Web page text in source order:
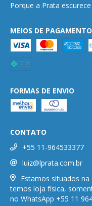
Porque a Prata escurece
MEIOS DE PAGAMENTO
FORMAS DE ENVIO
CONTATO
+55 11-964533377
luiz@lprata.com.br
Estamos situados
temos loja física,
no WhatsApp +55 11